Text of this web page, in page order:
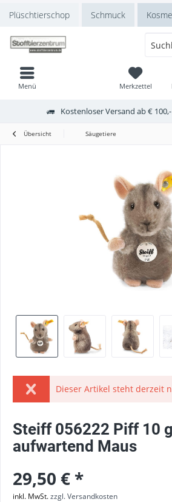
Plüschtierschop Schmuck
Menü Merkzettel
Kostenloser Versand ab €
Übersicht Säugetiere
Dieser Artikel steht derzeit
Steiff 056222 Piff 10
aufwartend Maus
29,50 € *
inkl. MwSt.zzgl. Versandkosten